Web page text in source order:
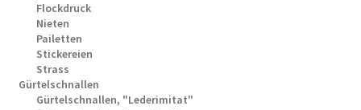
Flockdruck
Nieten
Pailetten
Stickereien
Strass
Gürtelschnallen
Gürtelschnallen, "Lederimitat"